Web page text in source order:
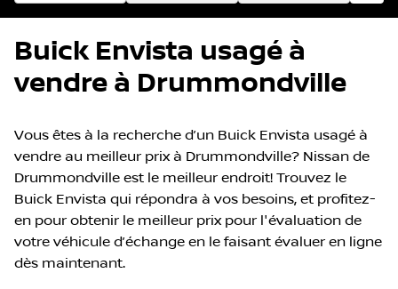
Buick Envista usagé à
vendre à Drummondville
Vous êtes à la recherche d’un Buick Envista usagé à
vendre au meilleur prix à Drummondville? Nissan de
Drummondville est le meilleur endroit! Trouvez le
Buick Envista qui répondra à vos besoins, et profitez-
en pour obtenir le meilleur prix pour l'évaluation de
votre véhicule d’échange en le faisant évaluer en ligne
dès maintenant.